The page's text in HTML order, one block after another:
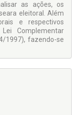
as ações, os
eleitoral. Além
e respectivos
Complementar
1997), fazendo-se
Candidatura –